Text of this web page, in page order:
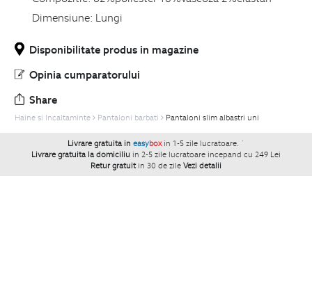
Dimensiune: Lungi
Disponibilitate produs in magazine
Opinia cumparatorului
Share
Haine si Incaltaminte Pantaloni barbati Pantaloni slim albastri uni
Livrare gratuita in easybox in 1-5 zile lucratoare. `
Livrare gratuita la domiciliu in 2-5 zile lucratoare incepand cu 249 Lei
Retur gratuit in 30 de zile Vezi detalii